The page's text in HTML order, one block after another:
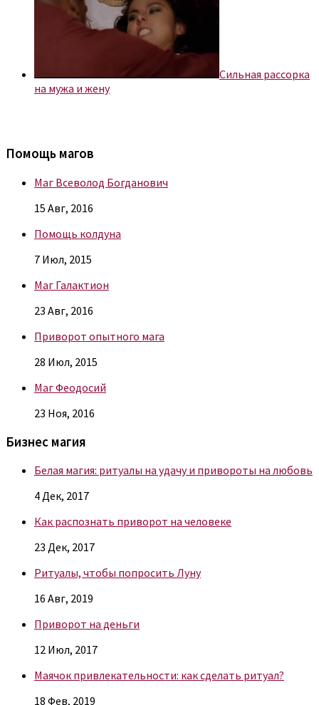
Сильная рассорка
на мужа и жену
Помощь магов
Маг Всеволод Богданович
15 Авг, 2016
Помощь колдуна
7 Июл, 2015
Маг Галактион
23 Авг, 2016
Приворот опытного мага
28 Июл, 2015
Маг Феодосий
23 Ноя, 2016
Бизнес магия
Белая магия: ритуалы на удачу и привороты на любовь
4 Дек, 2017
Как распознать приворот на человеке
23 Дек, 2017
Ритуалы, чтобы попросить Луну
16 Авг, 2019
Приворот на деньги
12 Июл, 2017
Маячок привлекательности: как сделать ритуал?
18 Фев, 2019